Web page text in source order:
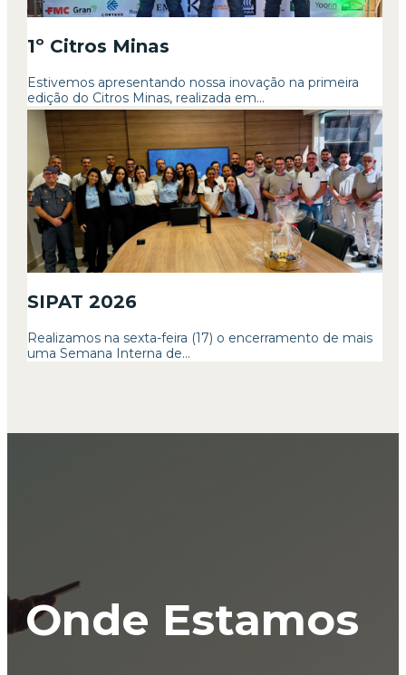
1º Citros Minas
Estivemos apresentando nossa inovação na primeira
edição do Citros Minas, realizada em...
SIPAT 2026
Realizamos na sexta-feira (17) o encerramento de mais
uma Semana Interna de...
Onde Estamos